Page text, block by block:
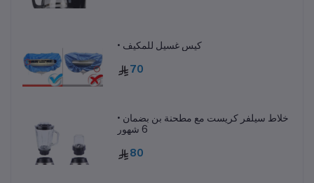
• كيس غسيل للمكيف
70
• خلاط سيلفر كريست مع مطحنة بن بضمان
6 شهور
80